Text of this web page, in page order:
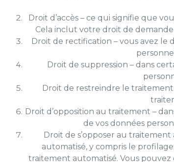
Droit d’accès – ce qui signifie que
Cela inclut votre droit de
Droit de rectification – vous avez
Droit de suppression – dans
Droit de restreindre le
Droit d’opposition au traitement –
de vos données
Droit de s’opposer au
automatisé, y compris le
traitement automatisé. Vous